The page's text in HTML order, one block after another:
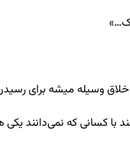
وسیله میشه برای
با کسانی که نمی‌دانند